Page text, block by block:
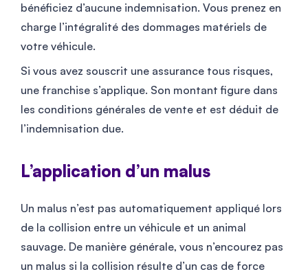
bénéficiez d’aucune indemnisation. Vous prenez en
charge l’intégralité des dommages matériels de
votre véhicule.
Si vous avez souscrit une assurance tous risques,
une franchise s’applique. Son montant figure dans
les conditions générales de vente et est déduit de
l’indemnisation due.
L’application d’un malus
Un malus n’est pas automatiquement appliqué lors
de la collision entre un véhicule et un animal
sauvage. De manière générale, vous n’encourez pas
un malus si la collision résulte d’un cas de force